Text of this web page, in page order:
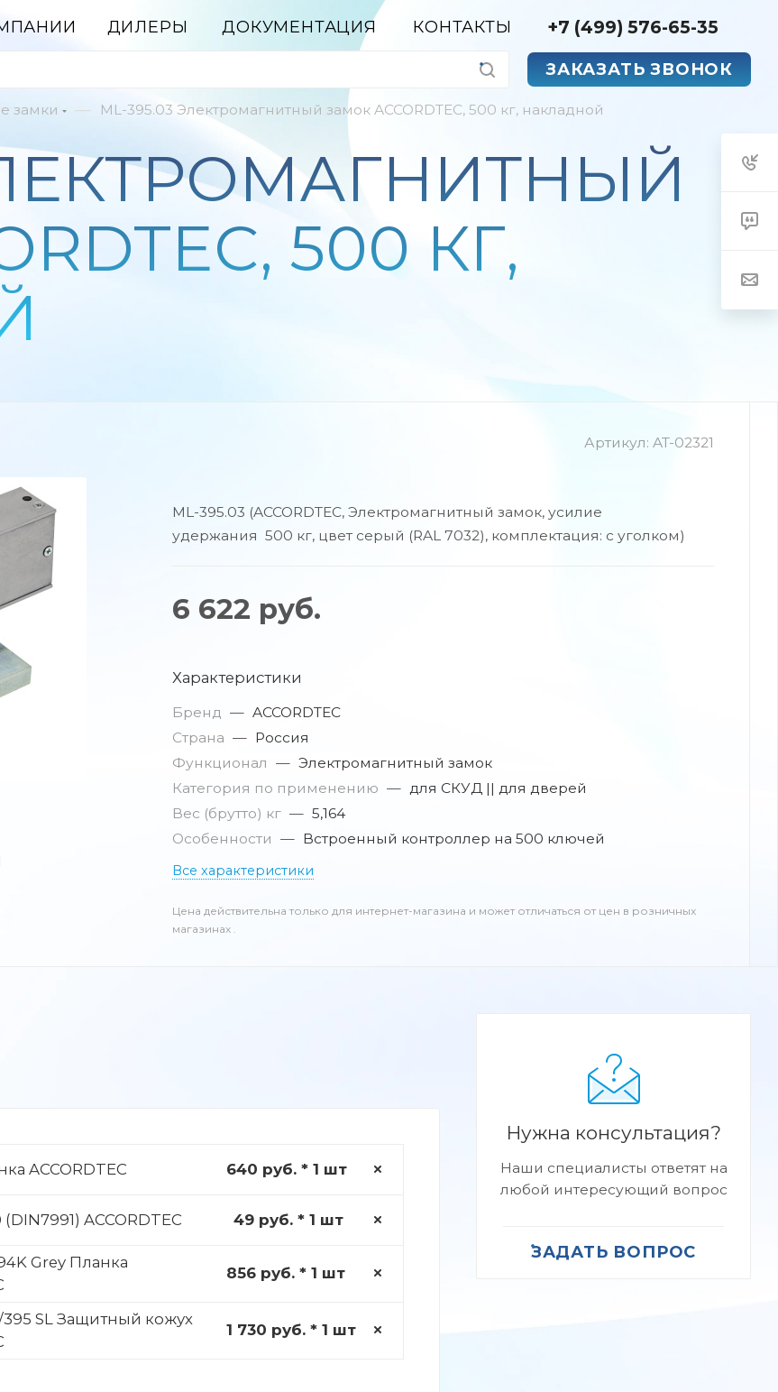
+7 (499) 576-65-35
ЗАКАЗАТЬ ЗВОНОК
ДИЛЕРЫ ДОКУМЕНТАЦИЯ КОНТАКТЫ
замки — ML-395.03 Электромагнитный замок ACCORDTEC, 500 кг, накладной
500 КГ,
Артикул: AT-02321
ML-395.03 (ACCORDTEC, Электромагнитный замок, усилие
удержания 500 кг, цвет серый (RAL 7032), комплектация: с уголком)
6 622 руб.
Характеристики
Бренд — ACCORDTEC
Страна — Россия
Функционал — Электромагнитный замок
Категория по применению — для СКУД || для дверей
Вес (брутто) кг — 5,164
Особенности — Встроенный контроллер на 500 ключей
Все характеристики
Цена действительна только для интернет-магазина и может отличаться от цен в розничных
магазинах .
ACCORDTEC 640 руб. * 1 шт
ACCORDTEC 49 руб. * 1 шт
Grey Планка
856 руб. * 1 шт
395 SL Защитный кожух
1 730 руб. * 1 шт
Нужна консультация?
Наши специалисты ответят на
любой интересующий вопрос
ЗАДАТЬ ВОПРОС